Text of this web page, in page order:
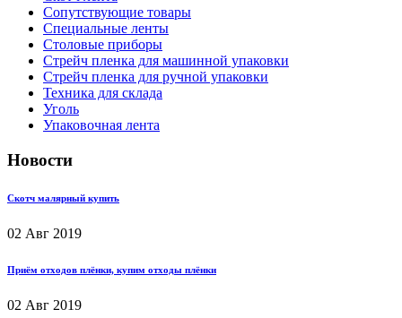
Сопутствующие товары
Специальные ленты
Столовые приборы
Стрейч пленка для машинной упаковки
Стрейч пленка для ручной упаковки
Техника для склада
Уголь
Упаковочная лента
Новости
Скотч малярный купить
02 Авг 2019
Приём отходов плёнки, купим отходы плёнки
02 Авг 2019